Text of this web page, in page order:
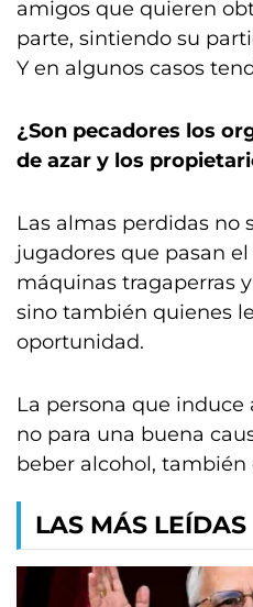
amigos que quieren
parte, sintiendo su
Y en algunos casos
¿Son pecadores los
de azar y los
Las almas perdidas no
jugadores que pasan
máquinas tragaperras
sino también quienes
oportunidad.
La persona que
no para una buena
beber alcohol, también
LAS MÁS LEÍDAS